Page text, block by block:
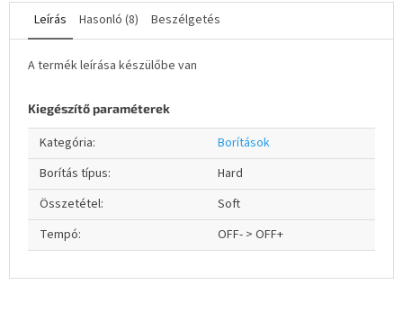
Leírás Hasonló (8) Beszélgetés
A termék leírása készülőbe van
Kiegészítő paraméterek
Kategória:
Borítások
Borítás típus:
Hard
Összetétel:
Soft
Tempó: OFF- > OFF+